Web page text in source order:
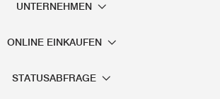
UNTERNEHMEN
ONLINE EINKAUFEN
STATUSABFRAGE